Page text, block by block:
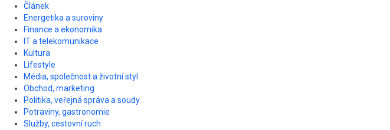
Článek
Energetika a suroviny
Finance a ekonomika
IT a telekomunikace
Kultura
Lifestyle
Média, společnost a životní styl
Obchod, marketing
Politika, veřejná správa a soudy
Potraviny, gastronomie
Služby, cestovní ruch